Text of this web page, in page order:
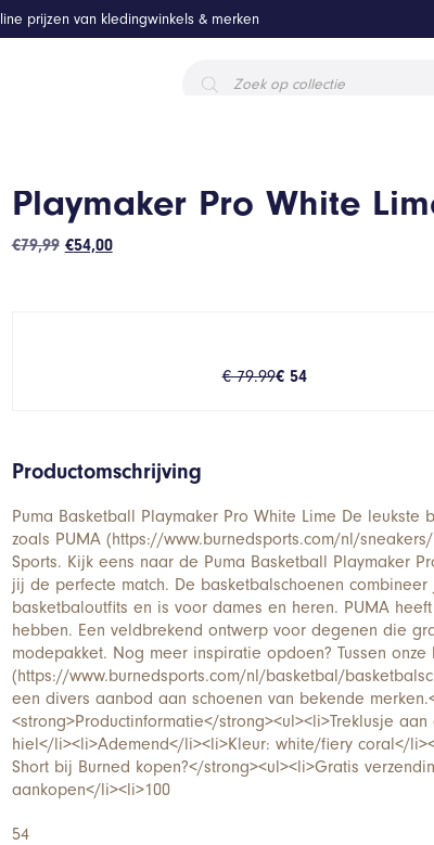
zoeken
prijzen van kledingwinkels & merken
Playmaker Pro White
€79,99 Oorspronkelijke
€54,00Huidige
€ 79.99€ 54
Productomschrijving
Puma Basketball Playmaker Pro White Lime De leukste
zoals PUMA (https://www.burnedsports.com/nl/
Sports. Kijk eens naar de Puma Basketball Playmaker
jij de perfecte match. De basketbalschoenen
basketbaloutfits en is voor dames en heren. PUMA
hebben. Een veldbrekend ontwerp voor degenen die
modepakket. Nog meer inspiratie opdoen? Tussen onze
(https://www.burnedsports.com/nl/basketbal/
een divers aanbod aan schoenen van bekende
<strong>Productinformatie</strong><ul><li>Treklusje
hiel</li><li>Ademend</li><li>Kleur: white/fiery coral</
Short bij Burned kopen?</strong><ul><li>Gratis
aankopen</li><li>100
54